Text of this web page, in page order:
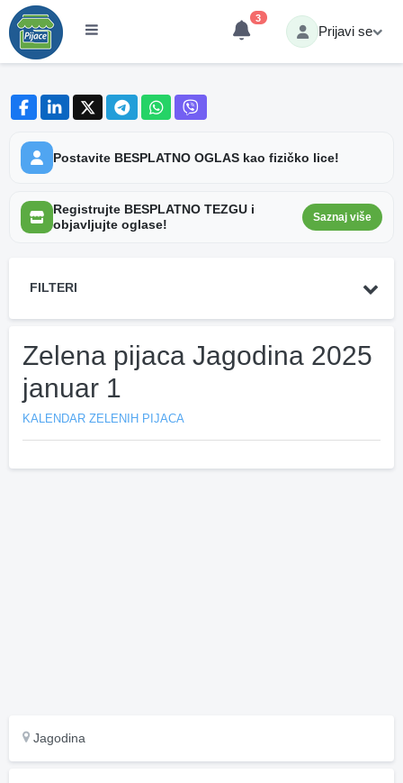
3
Prijavi se
Postavite BESPLATNO OGLAS kao fizičko lice!
Registrujte BESPLATNO TEZGU i
objavljujte oglase!
Saznaj više
FILTERI
Zelena pijaca Jagodina 2025
januar 1
KALENDAR ZELENIH PIJACA
Jagodina